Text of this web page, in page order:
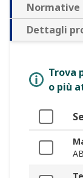
Normative
Dettagli
Trova
o più